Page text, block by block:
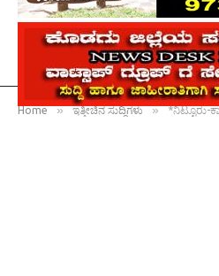
Home » ಇತ್ತೀಚಿನ ಸುದ್ದಿಗಳು » *ನಿಟ್ಟೂರು-ಕಾರ್ಮಾಡಿನಲ್ಲಿ